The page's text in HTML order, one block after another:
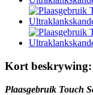
Kort beskrywing:
Plaasgebruik Touch